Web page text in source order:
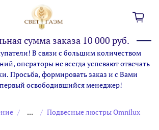
сумма заказа 10 000 руб.
В связи с большим количеством
операторы не всегда успевают отвечать
Просьба, формировать заказ и с Вами
первый освободившийся менеджер!
... Подвесные люстры Omnilux